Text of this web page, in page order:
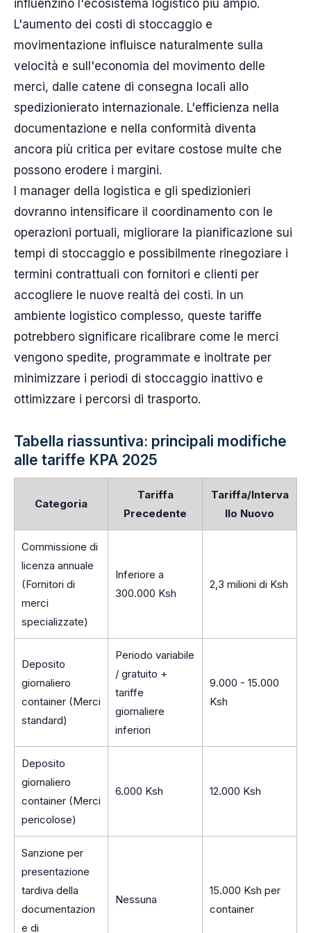
influenzino l'ecosistema logistico più ampio.
L'aumento dei costi di stoccaggio e
movimentazione influisce naturalmente sulla
velocità e sull'economia del movimento delle
merci, dalle catene di consegna locali allo
spedizionierato internazionale. L'efficienza nella
documentazione e nella conformità diventa
ancora più critica per evitare costose multe che
possono erodere i margini.
I manager della logistica e gli spedizionieri
dovranno intensificare il coordinamento con le
operazioni portuali, migliorare la pianificazione sui
tempi di stoccaggio e possibilmente rinegoziare i
termini contrattuali con fornitori e clienti per
accogliere le nuove realtà dei costi. In un
ambiente logistico complesso, queste tariffe
potrebbero significare ricalibrare come le merci
vengono spedite, programmate e inoltrate per
minimizzare i periodi di stoccaggio inattivo e
ottimizzare i percorsi di trasporto.
Tabella riassuntiva: principali modifiche
alle tariffe KPA 2025
Categoria
Tariffa
Precedente
Tariffa/Interva
llo Nuovo
Commissione di
licenza annuale
(Fornitori di
merci
specializzate)
Inferiore a
300.000 Ksh
2,3 milioni di Ksh
Deposito
giornaliero
container (Merci
standard)
Periodo variabile
/ gratuito +
tariffe
giornaliere
inferiori
9.000 - 15.000
Ksh
Deposito
giornaliero
container (Merci
pericolose)
6.000 Ksh 12.000 Ksh
Sanzione per
presentazione
tardiva della
documentazion
e di
Nessuna
15.000 Ksh per
container